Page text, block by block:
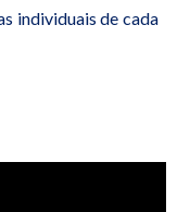
individuais de cada